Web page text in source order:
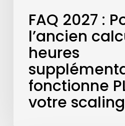
scalingFAQ 2027 :
l’ancien
heures
fonctionne
votre